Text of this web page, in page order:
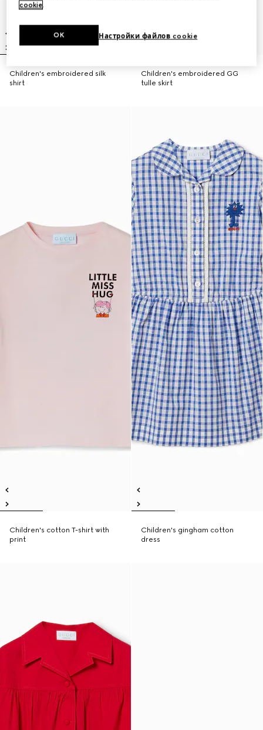
Children's embroidered silk
shirt
Children's embroidered GG
tulle skirt
Children's cotton T-shirt with
print
Children's gingham cotton
dress
cookie.
Настройки файлов cookie
OK